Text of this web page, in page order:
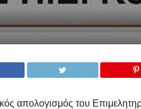
απολογισμός του